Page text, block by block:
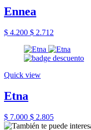
Ennea
$ 4.200 $ 2.712
Quick view
Etna
$ 7.000 $ 2.805